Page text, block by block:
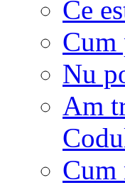
Ce
Cum
Nu
Am
Cum